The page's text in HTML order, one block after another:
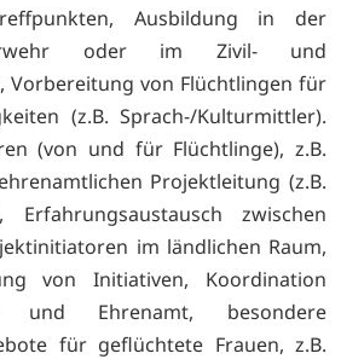
Ausbildung in der
oder im Zivil- und
Vorbereitung von Flüchtlingen für
(z.B. Sprach-/Kulturmittler).
(von und für Flüchtlinge), z.B.
Projektleitung (z.B.
Erfahrungsaustausch zwischen
im ländlichen Raum,
von Initiativen, Koordination
und Ehrenamt, besondere
für geflüchtete Frauen, z.B.